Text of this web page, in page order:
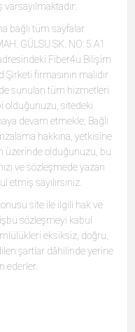
varsayılmaktadır:
bağlı tüm sayfalar
GÜLSU SK. NO: 5 A1
Fiber4u Bilişim
firmasının malıdır
sunulan tüm hizmetleri
olduğunuzu, sitedeki
devam etmekle; Bağlı
hakkına, yetkisine
üzerinde olduğunuzu, bu
ve sözleşmede yazan
sayılırsınız.
site ile ilgili hak ve
sözleşmeyi kabul
eksiksiz, doğru,
şartlar dâhilinde yerine
ederler.